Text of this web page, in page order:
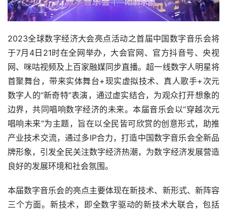
2023全球数字经济大会亮点活动之首届中国数字音乐会将
于7月4日21时在全网举办，大会官网、官方抖音号、央视
网、咪咕视频及上百家融媒同步直播。超一线数字人明星将
首聚舞台，带来实体舞台+现实虚拟技术、真人歌手+次元
数字人的“新奇特”表演，通过虚实结合，为观众打开想象的
边界，共同唱响数字经济的未来。本届音乐会以“穿越次元
唱响未来”为主题，旨在以全民皆可欣赏的创意形式，助推
产业技术交流，通过多IP合力，打造中国数字音乐会全新品
牌形象，引发全民关注数字经济热潮，为数字经济发展营造
良好的发展环境和社会氛围。
本届数字音乐会的亮点主要体现在新技术、新形式、新阵容
三个方面。新技术，即全数字驱动的新技术大联合，包括